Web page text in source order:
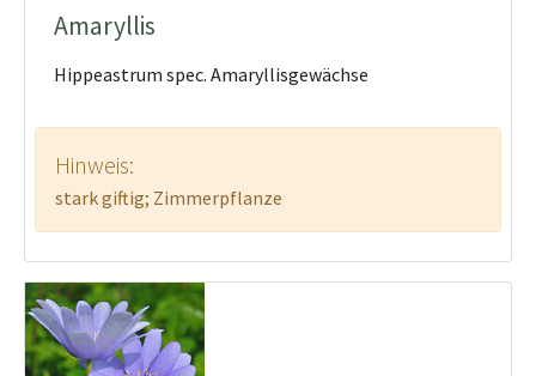
Amaryllis
Hippeastrum spec. Amaryllisgewächse
Hinweis:
stark giftig; Zimmerpflanze